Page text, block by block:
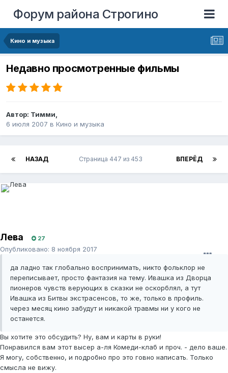
Форум района Строгино
Кино и музыка
Недавно просмотренные фильмы
Автор: Тимми,
6 июля 2007 в Кино и музыка
НАЗАД ВПЕРЁД
Страница 447 из 453
Лева 27
Опубликовано: 8 ноября 2017
да ладно так глобально воспринимать, никто фольклор не
переписывает, просто фантазия на тему. Ивашка из Дворца
пионеров чувств верующих в сказки не оскорблял, а тут
Ивашка из Битвы экстрасенсов, то же, только в профиль.
через месяц кино забудут и никакой травмы ни у кого не
останется.
Вы хотите это обсудить? Ну, вам и карты в руки!
Понравился вам этот высер а-ля Комеди-клаб и проч. - дело ваше.
Я могу, собственно, и подробно про это говно написать. Только
смысла не вижу.